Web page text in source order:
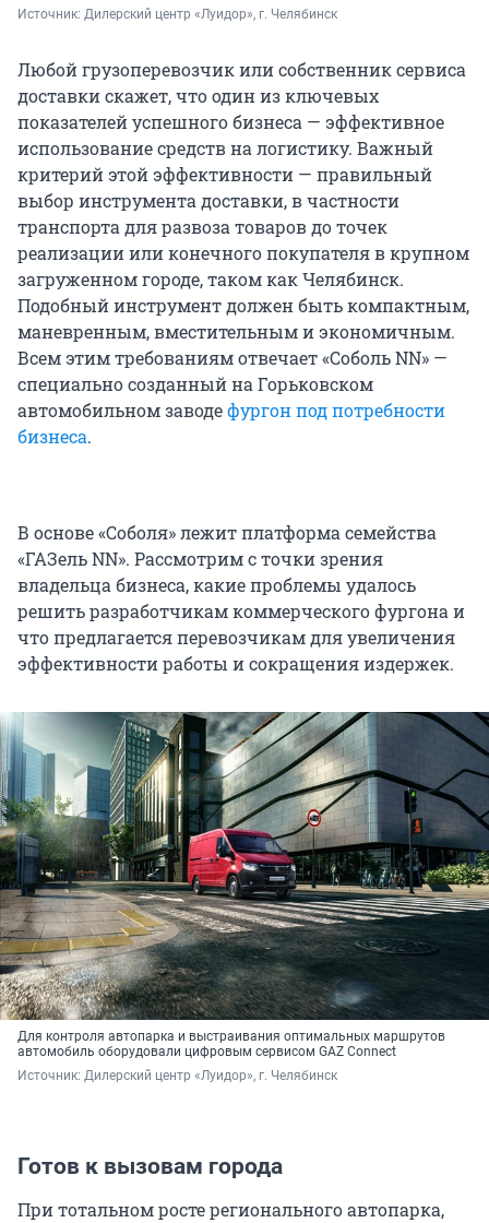
Источник: Дилерский центр «Луидор», г. Челябинск
Любой грузоперевозчик или собственник сервиса
доставки скажет, что один из ключевых
показателей успешного бизнеса — эффективное
использование средств на логистику. Важный
критерий этой эффективности — правильный
выбор инструмента доставки, в частности
транспорта для развоза товаров до точек
реализации или конечного покупателя в крупном
загруженном городе, таком как Челябинск.
Подобный инструмент должен быть компактным,
маневренным, вместительным и экономичным.
Всем этим требованиям отвечает «Соболь NN» —
специально созданный на Горьковском
автомобильном заводефургон под потребности
бизнеса.
В основе «Соболя» лежит платформа семейства
«ГАЗель NN». Рассмотрим с точки зрения
владельца бизнеса, какие проблемы удалось
решить разработчикам коммерческого фургона и
что предлагается перевозчикам для увеличения
эффективности работы и сокращения издержек.
Для контроля автопарка и выстраивания оптимальных маршрутов
автомобиль оборудовали цифровым сервисом GAZ Connect
Источник: Дилерский центр «Луидор», г. Челябинск
Готов к вызовам города
При тотальном росте регионального автопарка,